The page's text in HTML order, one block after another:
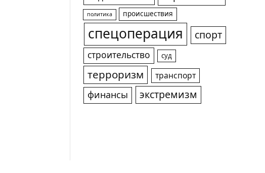
политика происшествия
спецоперация спорт
строительство суд
терроризм транспорт
финансы экстремизм